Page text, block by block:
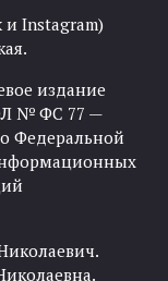
и Instagram)
издание
ЭЛ № ФС 77 —
Федеральной